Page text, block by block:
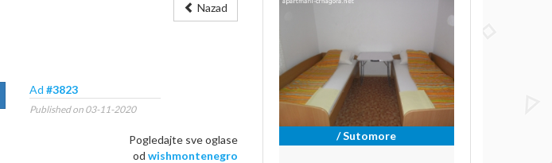
Nazad
Ad #3823
Published on 03-11-2020
Pogledajte sve oglase
odwishmontenegro
/ Sutomore